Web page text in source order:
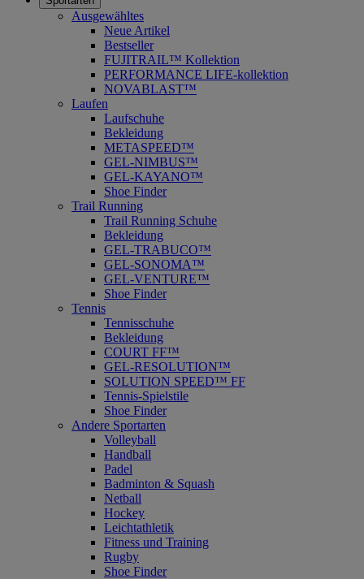
Ausgewähltes
Neue Artikel
Bestseller
FUJITRAIL™ Kollektion
PERFORMANCE LIFE-kollektion
NOVABLAST™
Laufen
Laufschuhe
Bekleidung
METASPEED™
GEL-NIMBUS™
GEL-KAYANO™
Shoe Finder
Trail Running
Trail Running Schuhe
Bekleidung
GEL-TRABUCO™
GEL-SONOMA™
GEL-VENTURE™
Shoe Finder
Tennis
Tennisschuhe
Bekleidung
COURT FF™
GEL-RESOLUTION™
SOLUTION SPEED™ FF
Tennis-Spielstile
Shoe Finder
Andere Sportarten
Volleyball
Handball
Padel
Badminton & Squash
Netball
Hockey
Leichtathletik
Fitness und Training
Rugby
Shoe Finder